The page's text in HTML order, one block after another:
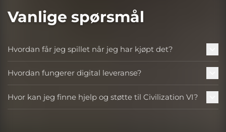
Vanlige spørsmål
Hvordan får jeg spillet når jeg har kjøpt det?
Hvordan fungerer digital leveranse?
Hvor kan jeg finne hjelp og støtte til Civilization VI?